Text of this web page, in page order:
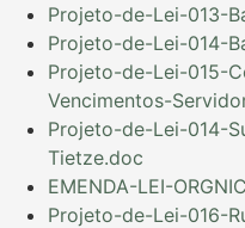
Projeto-de-Lei-013-
Projeto-de-Lei-014-
Projeto-de-Lei-015-
Vencimentos-
Projeto-de-Lei-014-
Tietze.doc
EMENDA-LEI-
Projeto-de-Lei-016-